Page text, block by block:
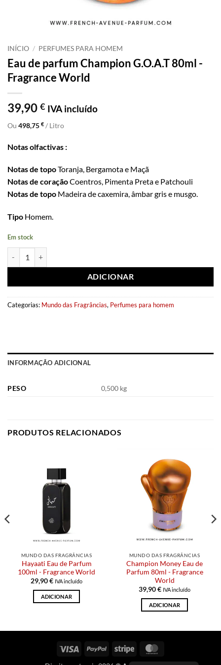
INÍCIO / PERFUMES PARA HOMEM
Eau de parfum Champion G.O.A.T 80ml -
Fragrance World
39,90 € IVA incluído
Ou 498,75 € / Litro
Notas olfactivas :
Notas de topoToranja, Bergamota e Maçã
Notas de coraçãoCoentros, Pimenta Preta e Patchouli
Notas de topo Madeira de caxemira, âmbar gris e musgo.
Tipo Homem.
Em stock
ADICIONAR
Categorias: Mundo das Fragrâncias, Perfumes para homem
INFORMAÇÃO ADICIONAL
PESO 0,500 kg
PRODUTOS RELACIONADOS
MUNDO DAS FRAGRÂNCIAS
Hayaati Eau de Parfum
100ml - Fragrance World
29,90€ IVA incluído
ADICIONAR
MUNDO DAS FRAGRÂNCIAS
Champion Money Eau de
Parfum 80ml - Fragrance
World
39,90€ IVA incluído
ADICIONAR
Visto PayPal Riscas